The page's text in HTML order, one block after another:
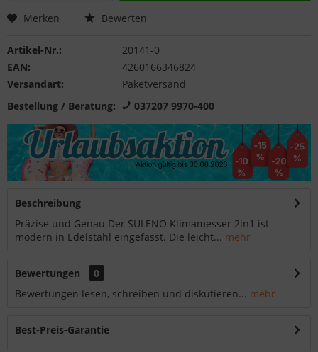
Merken Bewerten
Artikel-Nr.:
20141-0
EAN:
4260166346824
Versandart:
Paketversand
Bestellung / Beratung:
037207 9970-400
Beschreibung
Präzise und Genau Der SULENO Klimamesser 2in1 ist
modern in Edelstahl eingefasst. Die leicht... mehr
Bewertungen
0
Bewertungen lesen, schreiben und diskutieren... mehr
Best-Preis-Garantie